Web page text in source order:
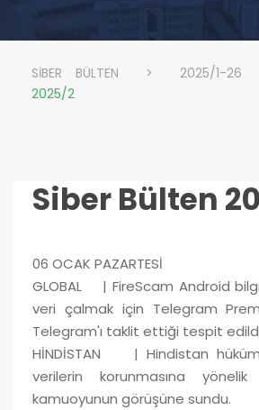
SİBER BÜLTEN > 2025/1-26
2025/2
Siber Bülten
06 OCAK PAZARTESİ
GLOBAL | FireScam Android bilgi
veri çalmak için Telegram
Telegram'ı taklit ettiği tespit
HİNDİSTAN | Hindistan
verilerin korunmasına yönelik
kamuoyunun görüşüne sundu.